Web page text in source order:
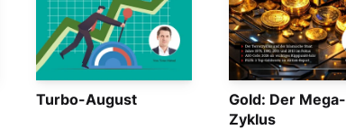
Turbo-August
Gold: Der Mega-
Zyklus